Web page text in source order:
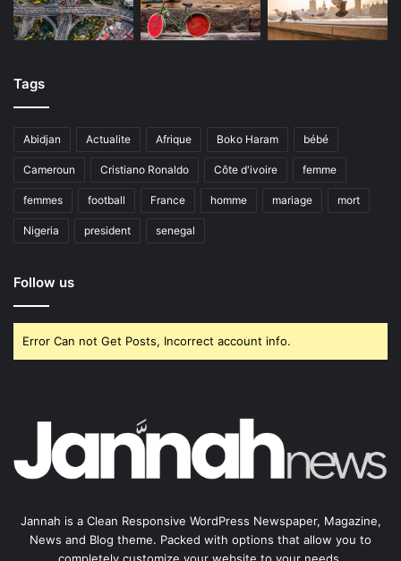
Tags
Abidjan Actualite Afrique Boko Haram bébé
Cameroun Cristiano Ronaldo Côte d'ivoire femme
femmes football France homme mariage mort
Nigeria president senegal
Follow us
Error Can not Get Posts, Incorrect account info.
Jannah is a Clean Responsive WordPress Newspaper, Magazine,
News and Blog theme. Packed with options that allow you to
completely customize your website to your needs.